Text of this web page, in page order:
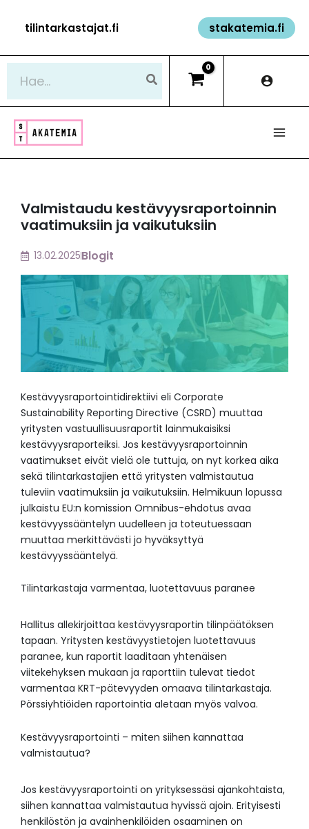
sisältöön
tilintarkastajat.fi stakatemia.fi
Valmistaudu kestävyysraportoinnin
vaatimuksiin ja vaikutuksiin
13.02.2025Blogit
Kestävyysraportointidirektiivi eli Corporate
Sustainability Reporting Directive (CSRD) muuttaa
yritysten vastuullisuusraportit lainmukaisiksi
kestävyysraporteiksi. Jos kestävyysraportoinnin
vaatimukset eivät vielä ole tuttuja, on nyt korkea aika
sekä tilintarkastajien että yritysten valmistautua
tuleviin vaatimuksiin ja vaikutuksiin. Helmikuun lopussa
julkaistu EU:n komission Omnibus-ehdotus avaa
kestävyyssääntelyn uudelleen ja toteutuessaan
muuttaa merkittävästi jo hyväksyttyä
kestävyyssääntelyä.
Tilintarkastaja varmentaa, luotettavuus paranee
Hallitus allekirjoittaa kestävyysraportin tilinpäätöksen
tapaan. Yritysten kestävyystietojen luotettavuus
paranee, kun raportit laaditaan yhtenäisen
viitekehyksen mukaan ja raporttiin tulevat tiedot
varmentaa KRT-pätevyyden omaava tilintarkastaja.
Pörssiyhtiöiden raportointia aletaan myös valvoa.
Kestävyysraportointi – miten siihen kannattaa
valmistautua?
Jos kestävyysraportointi on yrityksessäsi ajankohtaista,
siihen kannattaa valmistautua hyvissä ajoin. Erityisesti
henkilöstön ja avainhenkilöiden osaaminen on